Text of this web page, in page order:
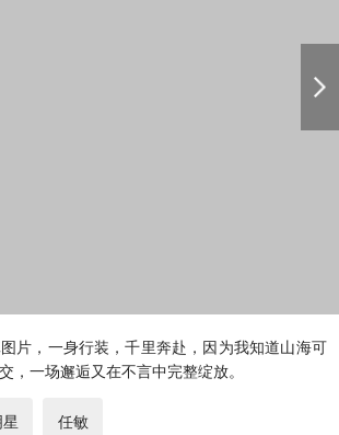
片，一身行装，千里奔赴，因为我知道山海可
，一场邂逅又在不言中完整绽放。
任敏